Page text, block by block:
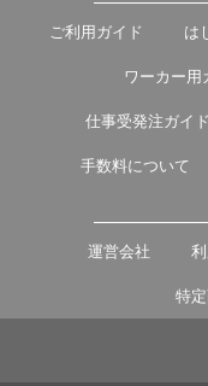
ご利用ガイド は
ワーカー用
仕事受発注ガイ
手数料について
運営会社
特